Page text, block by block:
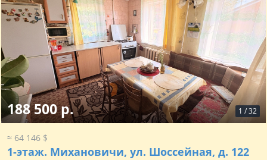
1 /32
188 500 р.
≈ 64 146 $
1-этаж. Михановичи, ул. Шоссейная, д. 122